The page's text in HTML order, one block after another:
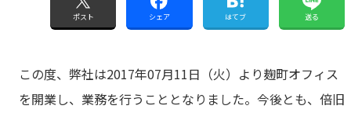
ポスト シェア はてブ 送る
この度、弊社は2017年07月11日（火）より麹町オフィス
を開業し、業務を行うこととなりました。今後とも、倍旧